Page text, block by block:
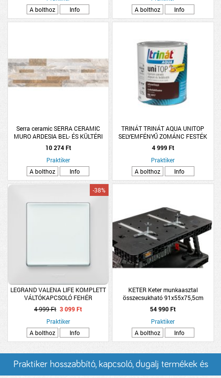
A bolthoz
Info
A bolthoz
Info
Serra ceramic SERRA CERAMIC
MURO ARDESIA BEL- ÉS KÜLTÉRI
FALBURKOLÓ BÉZS/BARNA
1,37M2/CSOMAG 17X62 CM
FAGYÁLLÓ
10 274 Ft
Praktiker
A bolthoz
Info
TRINÁT TRINÁT AQUA UNITOP
SELYEMFÉNYŰ ZOMÁNC FESTÉK
0,75L, CSOKOLÁDÉBARNA RAL 8017
4 999 Ft
Praktiker
A bolthoz
Info
LEGRAND VALENA LIFE KOMPLETT
VÁLTÓKAPCSOLÓ FEHÉR
-38%
4 999 Ft 3 099 Ft
Praktiker
A bolthoz
Info
KETER Keter munkaasztal
összecsukható 91x55x75,5cm
54 990 Ft
Praktiker
A bolthoz
Info
Praktiker hosszabbító, kapcsoló, dugalj termékek és